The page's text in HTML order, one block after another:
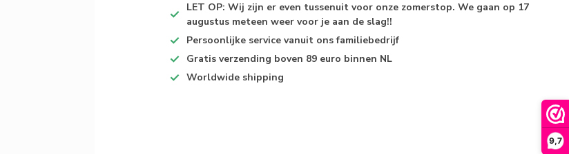
9,7
LET OP: Wij zijn er even tussenuit voor onze zomerstop. We gaan op 17
augustus meteen weer voor je aan de slag!!
Persoonlijke service vanuit ons familiebedrijf
Gratis verzending boven 89 euro binnen NL
Worldwide shipping